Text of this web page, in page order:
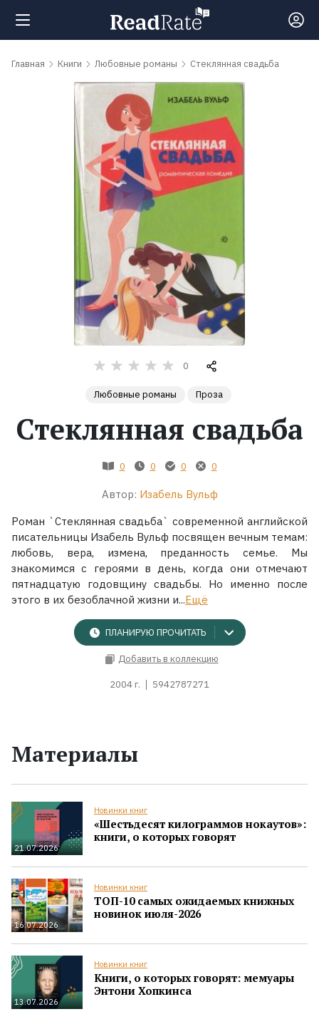
Поиск
Рейтинги
обсуждаемые
Экранизации
Главная Книги Любовные романы Стеклянная свадьба
0
Любовные романы Проза
Стеклянная свадьба
0 0 0 0
Автор: Изабель Вульф
Роман `Стеклянная свадьба` современной английской
писательницы Изабель Вульф посвящен вечным темам:
любовь, вера, измена, преданность семье. Мы
знакомимся с героями в день, когда они отмечают
пятнадцатую годовщину свадьбы. Но именно после
этого в их безоблачной жизни и...Ещё
ПЛАНИРУЮ ПРОЧИТАТЬ
Добавить в коллекцию
2004 г. 5942787271
Материалы
21.07.2026
Новинки книг
«Шестьдесят килограммов нокаутов»:
книги, о которых говорят
16.07.2026
Новинки книг
ТОП-10 самых ожидаемых книжных
новинок июля-2026
13.07.2026
Новинки книг
Книги, о которых говорят: мемуары
Энтони Хопкинса